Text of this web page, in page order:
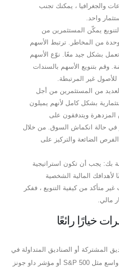
والجغرافيا ، يمكنك تجنب
واحد.
يمكّن المستثمرين من
من المخاطر. ترتبط الأسهم
تعمل بشكل جيد معًا. نوّع الأسهم
وقم بتنويع الأسهم بالسندات
غير المرتبطة.
من المستثمرين من أجل
بشكل كامل لأنهم يميلون
المزدهرة ويتدفقون على
في حالة انكماش السوق. من خلال
الضائعة والتركيز على
بك: يجب أن تكون استراتيجية
لأهدافك المالية الشخصية
متأكد من كيفية التنويع ، ففكر
مالي.
خيارًا رائعًا
المشتركة أو الصناديق المتداولة في
البورصة (ETF) التي تتبع مؤشر سوق واسع مثل S&P 500 أو مؤشر داو جونز